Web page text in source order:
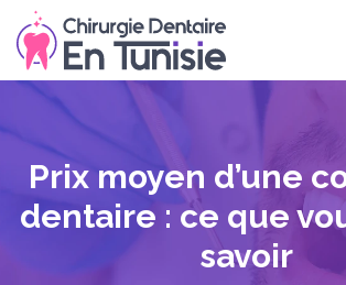
Prix moyen d’une
dentaire : ce que
savoir